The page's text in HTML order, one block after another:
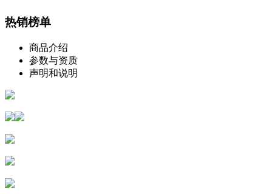
热销榜单
商品介绍
参数与资质
声明和说明